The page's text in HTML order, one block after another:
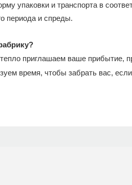
упаковки и транспорта в
периода и спреды.
приглашаем ваше прибытие,
время, чтобы забрать вас,